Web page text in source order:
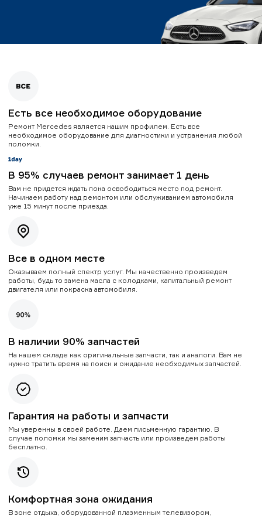
Есть все необходимое оборудование
Ремонт Mercedes является нашим профилем. Есть все
необходимое оборудование для диагностики и устранения любой
поломки.
В 95% случаев ремонт занимает 1 день
Вам не придется ждать пока освободиться место под ремонт.
Начинаем работу над ремонтом или обслуживанием автомобиля
уже 15 минут после приезда.
Все в одном месте
Оказываем полный спектр услуг. Мы качественно произведем
работы, будь то замена масла с колодками, капитальный ремонт
двигателя или покраска автомобиля.
В наличии 90% запчастей
На нашем складе как оригинальные запчасти, так и аналоги. Вам не
нужно тратить время на поиск и ожидание необходимых запчастей.
Гарантия на работы и запчасти
Мы уверенны в своей работе. Даем письменную гарантию. В
случае поломки мы заменим запчасть или произведем работы
бесплатно.
Комфортная зона ожидания
В зоне отдыха, оборудованной плазменным телевизором,